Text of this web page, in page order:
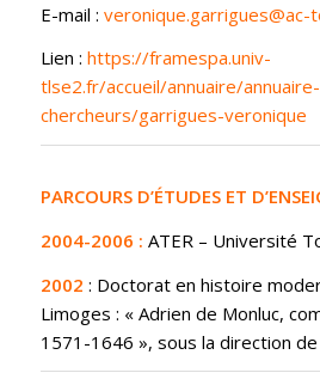
E-mail : veronique.garrigues@ac-
Lien : https://framespa.univ-
tlse2.fr/accueil/annuaire/
chercheurs/garrigues-veronique
PARCOURS D’ÉTUDES ET
2004-2006 : ATER – Université
2002 : Doctorat en histoire
Limoges : « Adrien de Monluc,
1571-1646 », sous la direction de